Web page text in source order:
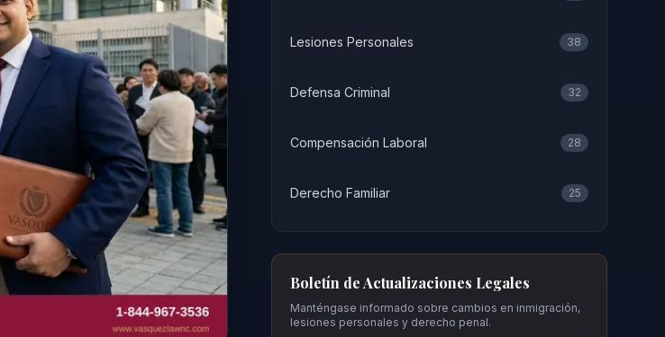
Lesiones Personales 38
Defensa Criminal 32
Compensación Laboral 28
Derecho Familiar 25
Boletín de Actualizaciones Legales
Manténgase informado sobre cambios en inmigración,
lesiones personales y derecho penal.